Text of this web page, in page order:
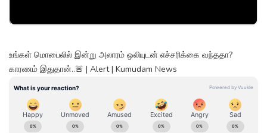
உங்கள் மொபைலில் இன்று அலாரம் ஒலியுடன் எச்சரிக்கை வந்ததா?
காரணம் இதுதான்..🚨 | Alert | Kumudam News